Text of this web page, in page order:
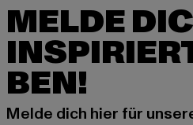
MELDE
BEN!
Melde dich hier für